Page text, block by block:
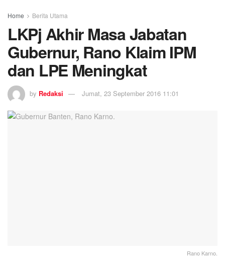
Home Berita Utama
LKPj Akhir Masa Jabatan
Gubernur, Rano Klaim IPM
dan LPE Meningkat
by Redaksi Jumat, 23 September 2016 11:01
Rano Karno.